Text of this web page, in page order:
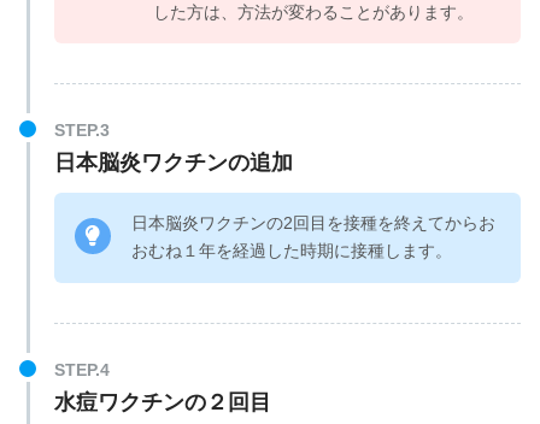
した方は、方法が変わることがあります。
日本脳炎ワクチンの追加
日本脳炎ワクチンの2回目を接種を終えてからお
おむね１年を経過した時期に接種します。
水痘ワクチンの２回目